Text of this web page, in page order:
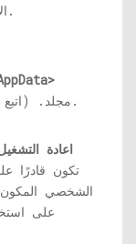
نافذة او شباك.
مجلد. (اتبع الإصلاح -1).
اعادة
تكون قادرًا
على